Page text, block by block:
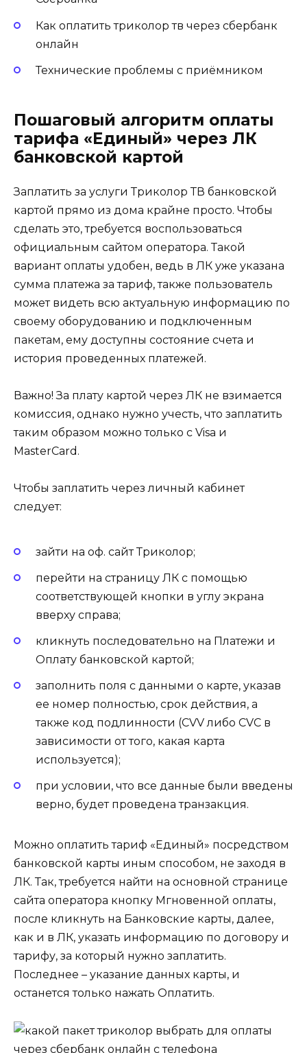
Как оплатить триколор тв через сбербанк
онлайн
Технические проблемы с приёмником
Пошаговый алгоритм оплаты
тарифа «Единый» через ЛК
банковской картой
Заплатить за услуги Триколор ТВ банковской
картой прямо из дома крайне просто. Чтобы
сделать это, требуется воспользоваться
официальным сайтом оператора. Такой
вариант оплаты удобен, ведь в ЛК уже указана
сумма платежа за тариф, также пользователь
может видеть всю актуальную информацию по
своему оборудованию и подключенным
пакетам, ему доступны состояние счета и
история проведенных платежей.
Важно! За плату картой через ЛК не взимается
комиссия, однако нужно учесть, что заплатить
таким образом можно только с Visa и
MasterCard.
Чтобы заплатить через личный кабинет
следует:
зайти на оф. сайт Триколор;
перейти на страницу ЛК с помощью
соответствующей кнопки в углу экрана
вверху справа;
кликнуть последовательно на Платежи и
Оплату банковской картой;
заполнить поля с данными о карте, указав
ее номер полностью, срок действия, а
также код подлинности (CVV либо CVC в
зависимости от того, какая карта
используется);
при условии, что все данные были введены
верно, будет проведена транзакция.
Можно оплатить тариф «Единый» посредством
банковской карты иным способом, не заходя в
ЛК. Так, требуется найти на основной странице
сайта оператора кнопку Мгновенной оплаты,
после кликнуть на Банковские карты, далее,
как и в ЛК, указать информацию по договору и
тарифу, за который нужно заплатить.
Последнее – указание данных карты, и
останется только нажать Оплатить.